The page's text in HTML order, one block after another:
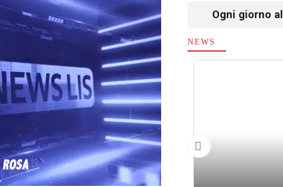
Ogni giorno
NEWS